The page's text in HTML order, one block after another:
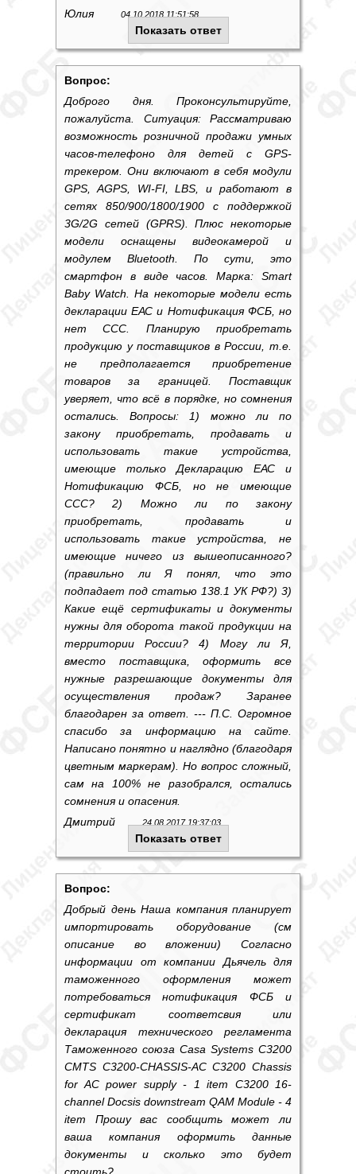
Юлия
04.10.2018 11:51:58
Показать ответ
Вопрос:
Доброго дня. Проконсультируйте,
пожалуйста. Ситуация: Рассматриваю
возможность розничной продажи умных
часов-телефоно для детей с GPS-
трекером. Они включают в себя модули
GPS, AGPS, WI-FI, LBS, и работают в
сетях 850/900/1800/1900 с поддержкой
3G/2G сетей (GPRS). Плюс некоторые
модели оснащены видеокамерой и
модулем Bluetooth. По сути, это
смартфон в виде часов. Марка: Smart
Baby Watch. На некоторые модели есть
декларации ЕАС и Нотификация ФСБ, но
нет ССС. Планирую приобретать
продукцию у поставщиков в России, т.е.
не предполагается приобретение
товаров за границей. Поставщик
уверяет, что всё в порядке, но сомнения
остались. Вопросы: 1) можно ли по
закону приобретать, продавать и
использовать такие устройства,
имеющие только Декларацию ЕАС и
Нотификацию ФСБ, но не имеющие
ССС? 2) Можно ли по закону
приобретать, продавать и
использовать такие устройства, не
имеющие ничего из вышеописанного?
(правильно ли Я понял, что это
подпадает под статью 138.1 УК РФ?) 3)
Какие ещё сертификаты и документы
нужны для оборота такой продукции на
территории России? 4) Могу ли Я,
вместо поставщика, оформить все
нужные разрешающие документы для
осуществления продаж? Заранее
благодарен за ответ. --- П.С. Огромное
спасибо за информацию на сайте.
Написано понятно и наглядно (благодаря
цветным маркерам). Но вопрос сложный,
сам на 100% не разобрался, остались
сомнения и опасения.
Дмитрий
24.08.2017 19:37:03
Показать ответ
Вопрос:
Добрый день Наша компания планирует
импортировать оборудование (см
описание во вложении) Согласно
информации от компании Дьячель для
таможенного оформления может
потребоваться нотификация ФСБ и
сертификат соответсвия или
декларация технического регламента
Таможенного союза Casa Systems C3200
CMTS C3200-CHASSIS-AC C3200 Chassis
for AC power supply - 1 item C3200 16-
channel Docsis downstream QAM Module - 4
item Прошу вас сообщить может ли
ваша компания оформить данные
документы и сколько это будет